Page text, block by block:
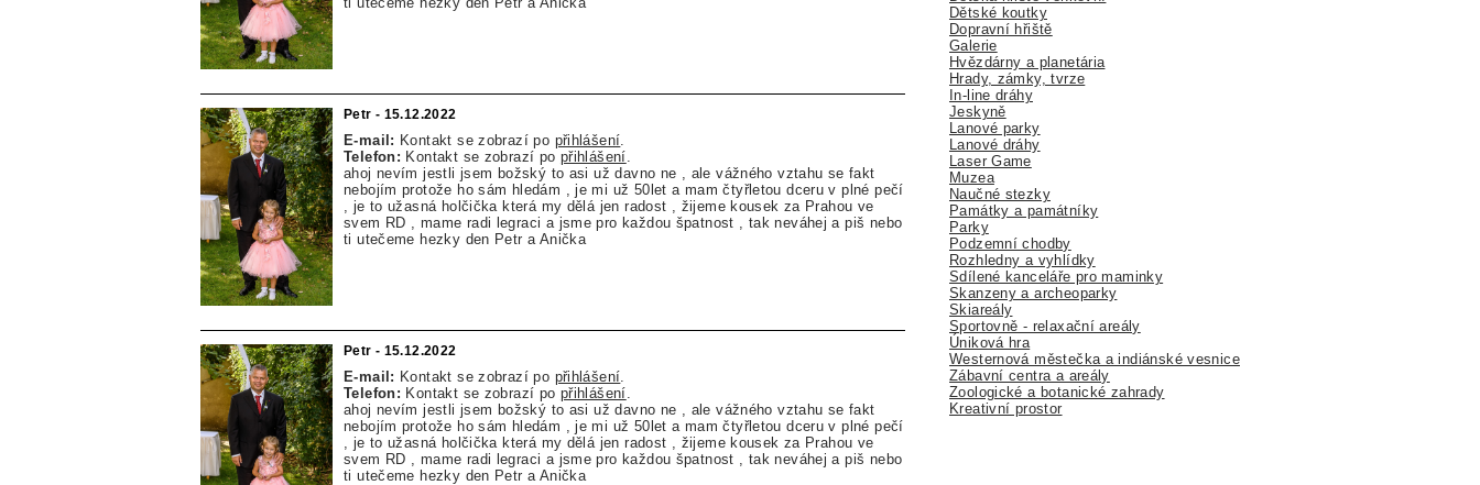
Petr - 15.12.2022
E-mail: Kontakt se zobrazí po přihlášení
Telefon: Kontakt se zobrazí po přihlášení
ahoj nevím jestli jsem božský to asi už davno ne , ale vážného vztahu se fakt
nebojím protože ho sám hledám , je mi už 50let a mam čtyřletou dceru v plné pečí
, je to užasná holčička která my dělá jen radost , žijeme kousek za Prahou ve
svem RD , mame radi legraci a jsme pro každou špatnost , tak neváhej a piš nebo
ti utečeme hezky den Petr a Anička
Petr - 15.12.2022
E-mail: Kontakt se zobrazí po přihlášení
Telefon: Kontakt se zobrazí po přihlášení
ahoj nevím jestli jsem božský to asi už davno ne , ale vážného vztahu se fakt
nebojím protože ho sám hledám , je mi už 50let a mam čtyřletou dceru v plné pečí
, je to užasná holčička která my dělá jen radost , žijeme kousek za Prahou ve
svem RD , mame radi legraci a jsme pro každou špatnost , tak neváhej a piš nebo
ti utečeme hezky den Petr a Anička
Dětské koutky
Dopravní hřiště
Galerie
Hvězdárny a planetária
Hrady, zámky, tvrze
In-line dráhy
Jeskyně
Lanové parky
Lanové dráhy
Laser Game
Muzea
Naučné stezky
Památky a památníky
Parky
Podzemní chodby
Rozhledny a vyhlídky
Sdílené kanceláře pro maminky
Skanzeny a archeoparky
Skiareály
Sportovně - relaxační areály
Úniková hra
Westernová městečka a indiánské vesnice
Zábavní centra a areály
Zoologické a botanické zahrady
Kreativní prostor